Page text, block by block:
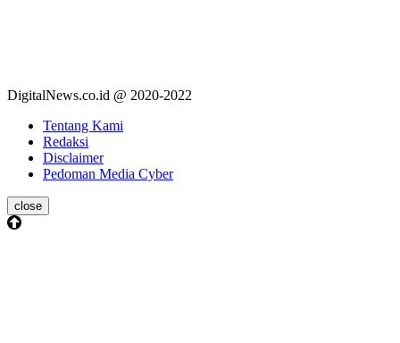
DigitalNews.co.id @ 2020-2022
Tentang Kami
Redaksi
Disclaimer
Pedoman Media Cyber
close